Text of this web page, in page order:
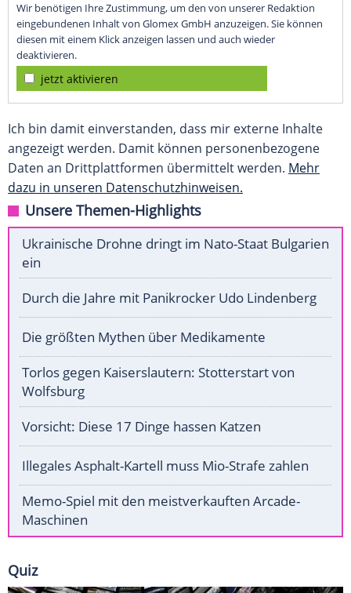
Wir benötigen Ihre Zustimmung, um den von unserer Redaktion
eingebundenen Inhalt von Glomex GmbH anzuzeigen. Sie können
diesen mit einem Klick anzeigen lassen und auch wieder
deaktivieren.
jetzt aktivieren
Ich bin damit einverstanden, dass mir externe Inhalte
angezeigt werden. Damit können personenbezogene
Daten an Drittplattformen übermittelt werden. Mehr
dazu in unseren Datenschutzhinweisen.
Unsere Themen-Highlights
Ukrainische Drohne dringt im Nato-Staat Bulgarien
ein
Durch die Jahre mit Panikrocker Udo Lindenberg
Die größten Mythen über Medikamente
Torlos gegen Kaiserslautern: Stotterstart von
Wolfsburg
Vorsicht: Diese 17 Dinge hassen Katzen
Illegales Asphalt-Kartell muss Mio-Strafe zahlen
Memo-Spiel mit den meistverkauften Arcade-
Maschinen
Quiz